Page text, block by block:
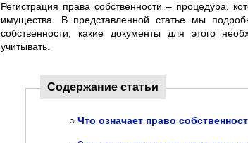
Регистрация права собственности – процедура,
имущества. В представленной статье мы
собственности, какие документы для этого
учитывать.
Содержание статьи
○ Что означает право